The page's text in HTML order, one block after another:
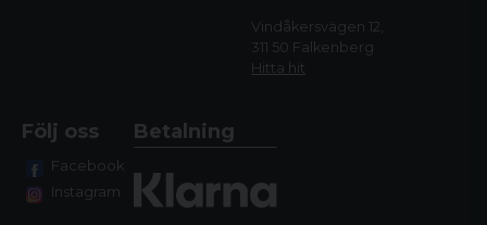
Vindåkersvägen 12,
311 50 Falkenberg
Hitta hit
Följ oss
Facebook
Instagram
Betalning